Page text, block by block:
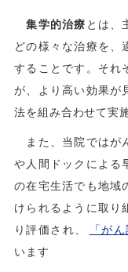
集学的治療 とは、
どの様々な治療を、
することです。それ
が、より高い効果が
法を組み合わせて実
また、当院ではが
や人間ドックによる
の在宅生活でも地域
けられるように取り
り評価され、
「が
います